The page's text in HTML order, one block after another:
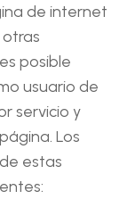
de internet
posible
usuario de
servicio y
Los
estas